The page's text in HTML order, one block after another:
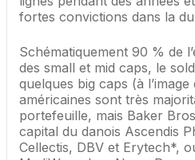
fortes convictions dans la
Schématiquement 90 % de
des small et mid caps, le
quelques big caps (à
américaines sont très
portefeuille, mais Baker
capital du danois Ascendis
Cellectis, DBV et Erytech*,